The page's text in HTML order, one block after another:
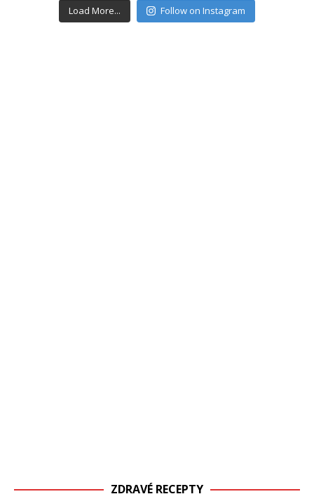
Load More... Follow on Instagram
ZDRAVÉ RECEPTY